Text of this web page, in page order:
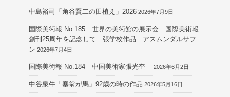
中島裕司「角谷賢二の田植え」2026 2026年7月9日
国際美術報 No.185 世界の美術館の展示会 国際美術報
創刊25周年を記念して 張学枚作品 アスムンダルサフ
ン 2026年7月4日
国際美術報 No.184 中国美術家張光奎 2026年6月2日
中谷泉牛「塞翁が馬」92歳の時の作品 2026年5月16日